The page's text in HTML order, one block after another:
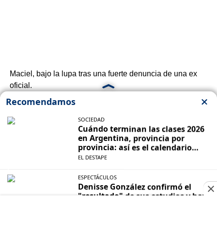
Maciel, bajo la lupa tras una fuerte denuncia de una ex
oficial.
Danilo Peña
en la localidad 9 de Julio, provincia
. La investigación judicial llegó a su fin,
pero aún no hay avances sobre el paradero del niño. En
se confirmó que el próximo 16 de junio
desaparición
. En total hay siete imputados por la causa
principal, el delito de "sustracción y ocultamiento" del